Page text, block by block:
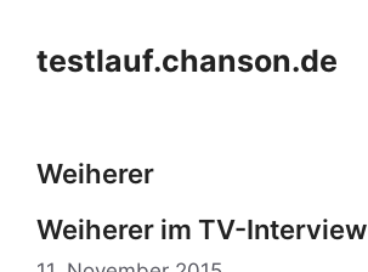
springen
testlauf.chanson.de
Weiherer
Weiherer im TV-Interview